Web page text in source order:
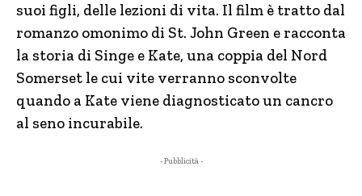
suoi figli, delle lezioni di vita. Il film è tratto dal
romanzo omonimo di St. John Green e racconta
la storia di Singe e Kate, una coppia del Nord
Somerset le cui vite verranno sconvolte
quando a Kate viene diagnosticato un cancro
al seno incurabile.
- Pubblicità -